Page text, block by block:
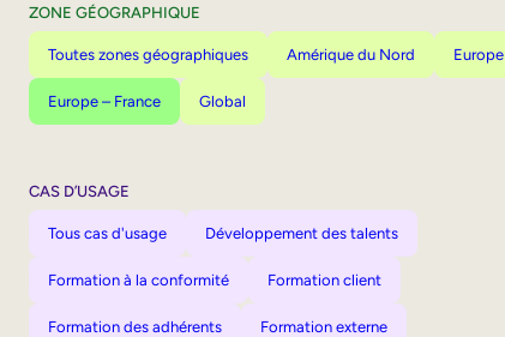
ZONE GÉOGRAPHIQUE
Toutes zones géographiques Amérique du Nord Europe
Europe – France Global
CAS D’USAGE
Tous cas d'usage Développement des talents
Formation à la conformité Formation client
Formation des adhérents Formation externe